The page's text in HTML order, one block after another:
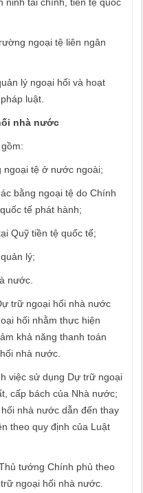
ngoại tệ liên ngân
lý ngoại hối và hoạt
luật.
nhà nước
ngoại tệ ở nước ngoài;
bằng ngoại tệ do Chính
tế phát hành;
Quỹ tiền tệ quốc tế;
lý;
nước.
trữ ngoại hối nhà nước
hối nhằm thực hiện
khả năng thanh toán
nhà nước.
việc sử dụng Dự trữ ngoại
cấp bách của Nhà nước;
nhà nước dẫn đến thay
theo quy định của Luật
tướng Chính phủ theo
ngoại hối nhà nước.